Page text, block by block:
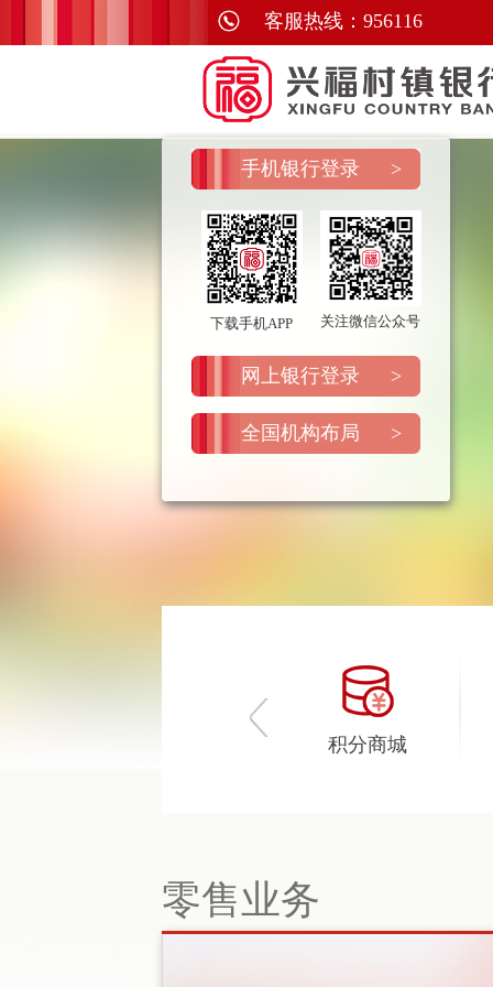
手机银行登录 >
下载手机APP 关注微信公众号
网上银行登录 >
全国机构布局 >
码上付
零售业务